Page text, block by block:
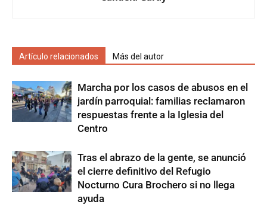
Artículo relacionados Más del autor
Marcha por los casos de abusos en el
jardín parroquial: familias reclamaron
respuestas frente a la Iglesia del
Centro
Tras el abrazo de la gente, se anunció
el cierre definitivo del Refugio
Nocturno Cura Brochero si no llega
ayuda